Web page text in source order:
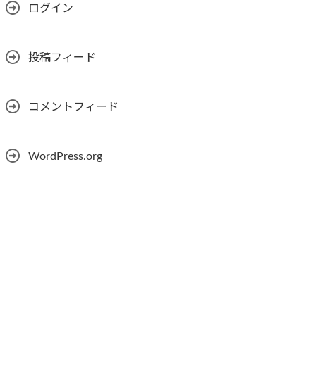
ログイン
投稿フィード
コメントフィード
WordPress.org